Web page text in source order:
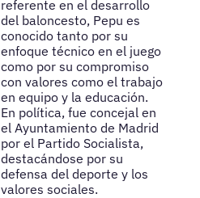
referente en el desarrollo
del baloncesto, Pepu es
conocido tanto por su
enfoque técnico en el juego
como por su compromiso
con valores como el trabajo
en equipo y la educación.
En política, fue concejal en
el Ayuntamiento de Madrid
por el Partido Socialista,
destacándose por su
defensa del deporte y los
valores sociales.